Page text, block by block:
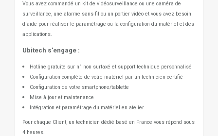
Vous avez commandé un kit de vidéosurveillance ou une caméra de
surveillance, une alarme sans fil ou un portier vidéo et vous avez besoin
d'aide pour réaliser le paramétrage ou la configuration du matériel et des
applications.
Ubitech s'engage :
Hotline gratuite sur n° non surtaxé et support technique personnalisé
Configuration complète de votre matériel par un technicien certifié
Configuration de votre smartphone/tablette
Mise à jour et maintenance
Intégration et paramétrage du matériel en atelier
Pour chaque Client, un technicien dédié basé en France vous répond sous
4 heures.